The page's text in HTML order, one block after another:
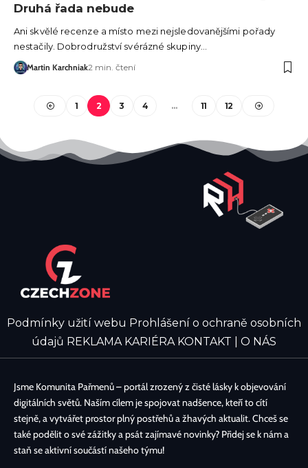
Druhá řada nebude
Ani skvělé recenze a místo mezi nejsledovanějšími pořady
nestačily. Dobrodružství svérázné skupiny…
Martin Karchniak2 min. čtení
1 2 3 4 … 11 12
Podmínky užití webu Prohlášení o ochraně osobních
údajů REKLAMA KARIÉRA KONTAKT | O NÁS
Jsme Komunita Pařmenů – portál zrozený z čisté lásky k objevování
digitálních světů. Naším cílem je spojovat nadšence, kteří to cítí
stejně, a vytvářet prostor plný postřehů a žhavých aktualit. Chceš se
také podělit o své zážitky a psát zajímavé novinky? Přidej se k nám a
staň se aktivní součástí našeho týmu!